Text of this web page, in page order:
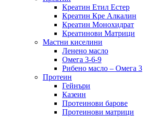
Креатин Етил Естер
Креатин Кре Алкалин
Креатин Монохидрат
Креатинови Матрици
Мастни киселини
Ленено масло
Омега 3-6-9
Рибено масло – Омега 3
Протеин
Гейнъри
Казеин
Протеинови барове
Протеинови матрици